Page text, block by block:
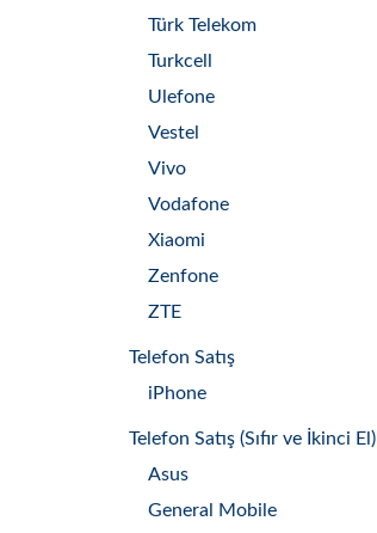
Türk Telekom
Turkcell
Ulefone
Vestel
Vivo
Vodafone
Xiaomi
Zenfone
ZTE
Telefon Satış
iPhone
Telefon Satış (Sıfır ve İkinci El)
Asus
General Mobile